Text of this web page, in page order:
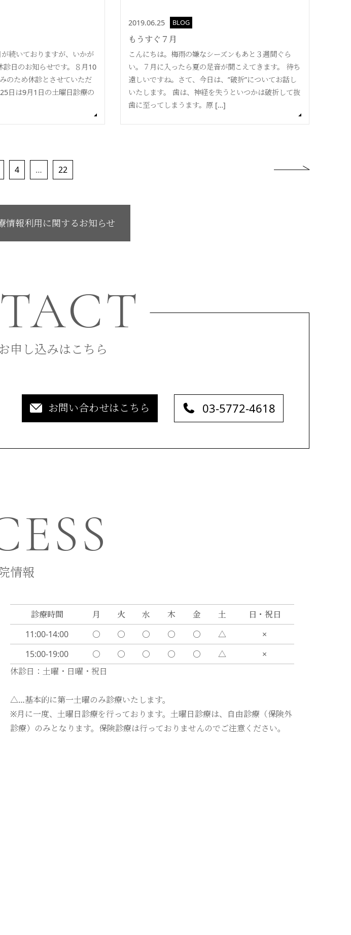
続いておりますが、いかが
診日のお知らせです。８月10
のため休診とさせていただ
日は9月1日の土曜日診療の
2019.06.25 BLOG
もうすぐ７月
こんにちは。梅雨の嫌なシーズンもあと３週間ぐら
い。７月に入ったら夏の足音が聞こえてきます。 待ち
遠しいですね。さて、今日は、”破折”についてお話し
いたします。 歯は、神経を失うといつかは破折して抜
歯に至ってしまうます。原 […]
4 … 22
情報利用に関するお知らせ
申し込みはこちら
お問い合わせはこちら 03-5772-4618
情報
診療時間 月 火 水 木 金 土
日・祝日
11:00-14:00
〇 〇 〇 〇 〇 △
×
15:00-19:00
〇 〇 〇 〇 〇 △
×
休診日：土曜・日曜・祝日
△…基本的に第一土曜のみ診療いたします。
※月に一度、土曜日診療を行っております。土曜日診療は、自由診療（保険外
診療）のみとなります。保険診療は行っておりませんのでご注意ください。